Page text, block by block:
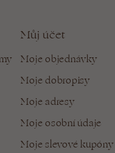
Můj účet
Moje objednávky
Moje dobropisy
Moje adresy
Moje osobní údaje
Moje slevové kupóny